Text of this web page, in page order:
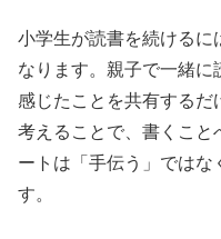
小学生が読書を続けるに
なります。親子で一緒に
感じたことを共有するだ
考えることで、書くこと
ートは「手伝う」では
す。